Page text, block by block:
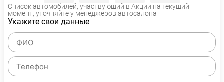
Список автомобилей, участвующий в Акции на текущий
момент, уточняйте у менеджеров автосалона
Укажите свои данные